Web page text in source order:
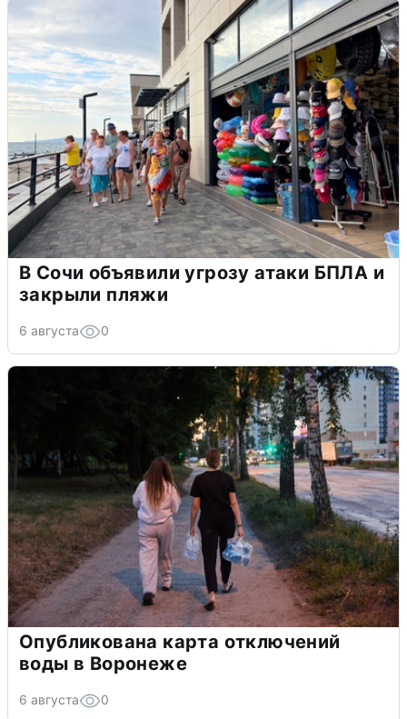
В Сочи объявили угрозу атаки БПЛА и
закрыли пляжи
6 августа 0
Опубликована карта отключений
воды в Воронеже
6 августа 0